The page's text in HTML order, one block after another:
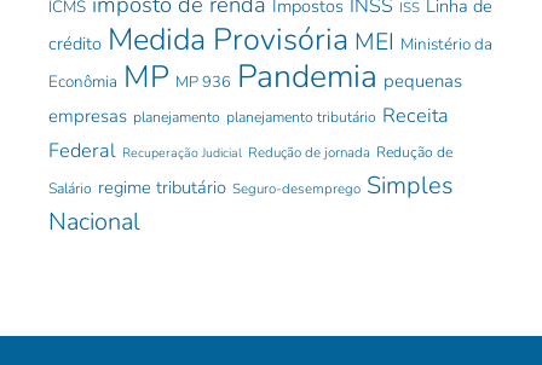
ICMS Impostos INSS ISS Linha de
crédito Medida Provisória MEI Ministério da
Econômia MP MP 936 Pandemia pequenas
empresas planejamento planejamento tributário Receita
Federal Recuperação Judicial Redução de jornada Redução de
Salário regime tributário Seguro-desemprego Simples
Nacional